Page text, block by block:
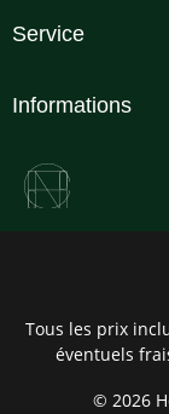
Service
Informations
© 2026
Tous les prix
éventuels